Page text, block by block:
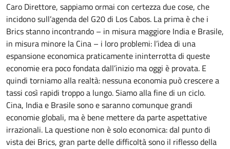
Caro Direttore, sappiamo ormai con certezza due cose, che
incidono sull’agenda del G20 di Los Cabos. La prima è che i
Brics stanno incontrando – in misura maggiore India e Brasile,
in misura minore la Cina – i loro problemi: l’idea di una
espansione economica praticamente ininterrotta di queste
economie era poco fondata dall’inizio ma oggi è provata. E
quindi torniamo alla realtà: nessuna economia può crescere a
tassi così rapidi troppo a lungo. Siamo alla fine di un ciclo.
Cina, India e Brasile sono e saranno comunque grandi
economie globali, ma è bene mettere da parte aspettative
irrazionali. La questione non è solo economica: dal punto di
vista dei Brics, gran parte delle difficoltà sono il riflesso della